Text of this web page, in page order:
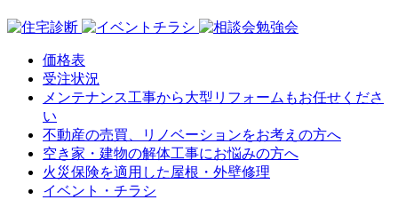
価格表
受注状況
メンテナンス工事から大型リフォームもお任せくださ
い
不動産の売買、リノベーションをお考えの方へ
空き家・建物の解体工事にお悩みの方へ
火災保険を適用した屋根・外壁修理
イベント・チラシ